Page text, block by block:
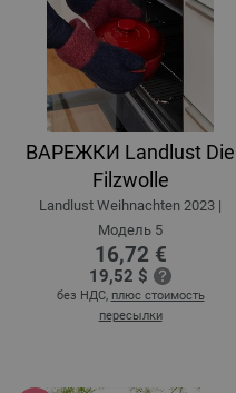
ВАРЕЖКИ Landlust Die
Filzwolle
Landlust Weihnachten 2023 |
Модель 5
16,72 €
19,52 $
без НДС, плюс стоимость
пересылки